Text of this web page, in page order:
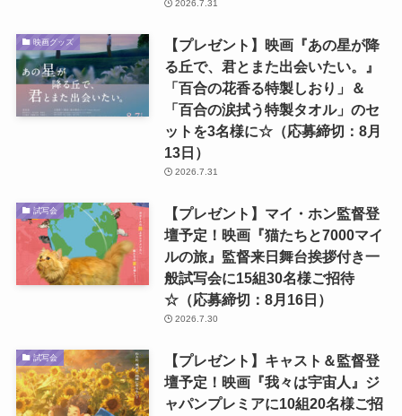
2026.7.31
映画グッズ
【プレゼント】映画『あの星が降
る丘で、君とまた出会いたい。』
「百合の花香る特製しおり」＆
「百合の涙拭う特製タオル」のセ
ットを3名様に☆（応募締切：8月
13日）
2026.7.31
試写会
【プレゼント】マイ・ホン監督登
壇予定！映画『猫たちと7000マイ
ルの旅』監督来日舞台挨拶付き一
般試写会に15組30名様ご招待
☆（応募締切：8月16日）
2026.7.30
試写会
【プレゼント】キャスト＆監督登
壇予定！映画『我々は宇宙人』ジ
ャパンプレミアに10組20名様ご招